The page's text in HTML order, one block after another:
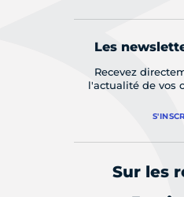
Les
Recevez
l'actualité de vos
Sur les